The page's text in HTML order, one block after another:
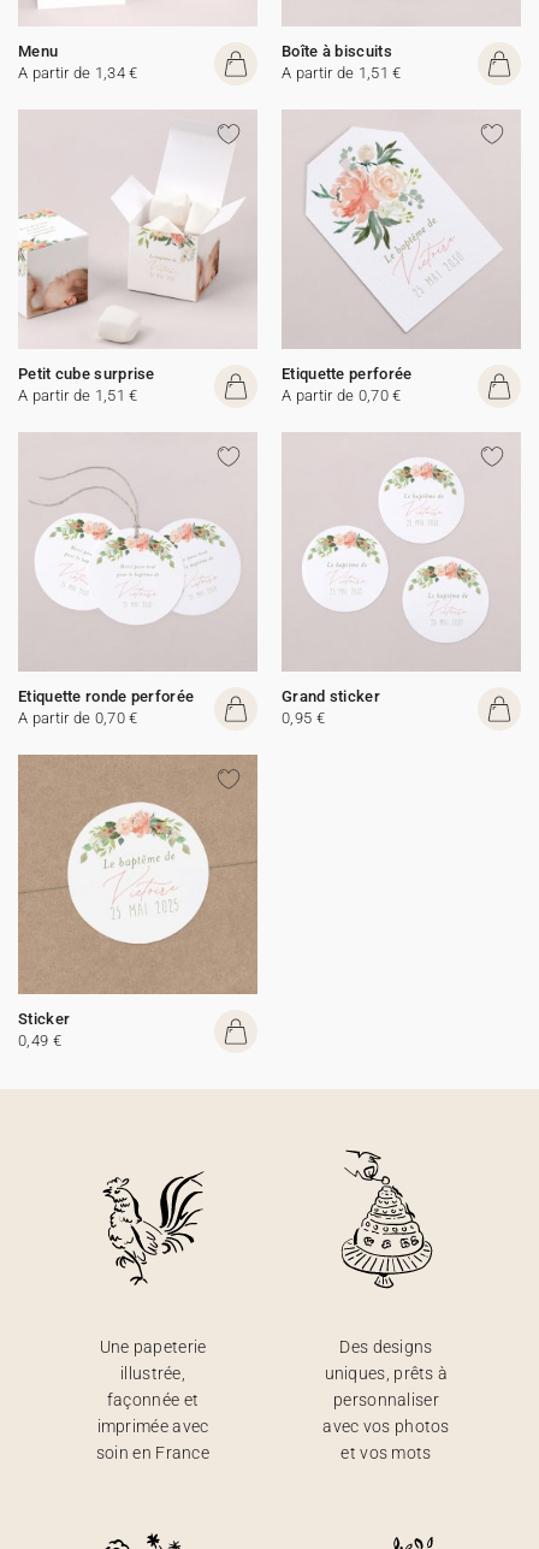
Menu
A partir de 1,34 €
Boîte à biscuits
A partir de 1,51 €
Petit cube surprise
A partir de 1,51 €
Etiquette perforée
A partir de 0,70 €
Etiquette ronde perforée
A partir de 0,70 €
Grand sticker
0,95 €
Sticker
0,49 €
Une papeterie
illustrée,
façonnée et
imprimée avec
soin en France
Des designs
uniques, prêts à
personnaliser
avec vos photos
et vos mots